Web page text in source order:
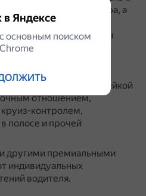
спидометра и тахометра, а
широкие и оснащены
подвеской, рулевой рейкой
отношением,
контролем,
полосе и прочей
другими премиальными
индивидуальных
водителя.
в Яндексе
основным поиском